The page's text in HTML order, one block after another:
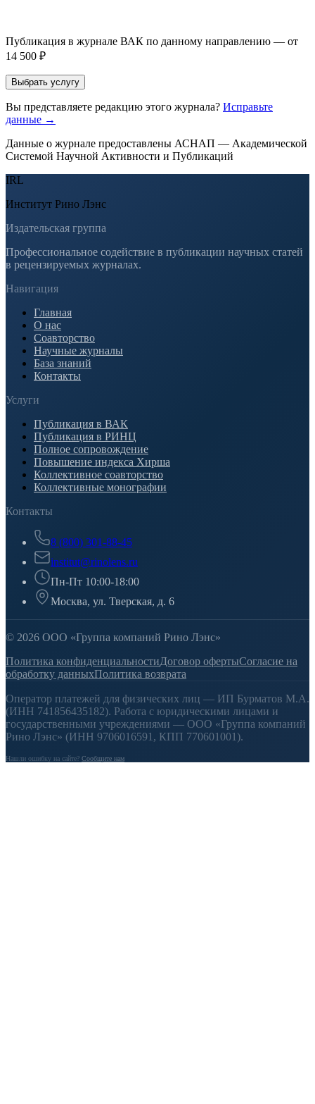
Публикация в журнале ВАК по данному направлению — от
14 500 ₽
Выбрать услугу
Вы представляете редакцию этого журнала? Исправьте
данные →
Данные о журнале предоставлены АСНАП — Академической
Системой Научной Активности и Публикаций
IRL
Институт Рино Лэнс
Издательская группа
Профессиональное содействие в публикации научных статей
в рецензируемых журналах.
Навигация
Главная
О нас
Соавторство
Научные журналы
База знаний
Контакты
Услуги
Публикация в ВАК
Публикация в РИНЦ
Полное сопровождение
Повышение индекса Хирша
Коллективное соавторство
Коллективные монографии
Контакты
8 (800) 301-88-45
institut@rinolens.ru
Пн-Пт 10:00-18:00
Москва, ул. Тверская, д. 6
© 2026 ООО «Группа компаний Рино Лэнс»
Политика конфиденциальностиДоговор офертыСогласие на
обработку данныхПолитика возврата
Оператор платежей для физических лиц — ИП Бурматов М.А.
(ИНН 741856435182). Работа с юридическими лицами и
государственными учреждениями — ООО «Группа компаний
Рино Лэнс» (ИНН 9706016591, КПП 770601001).
Нашли ошибку на сайте? Сообщите нам